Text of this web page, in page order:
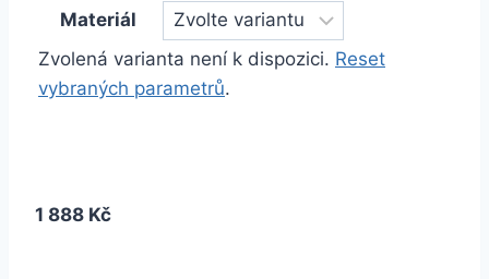
Materiál
Zvolená varianta není k dispozici. Reset
vybraných parametrů.
1 888 Kč